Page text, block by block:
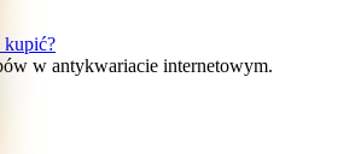
kupić?
w antykwariacie internetowym.